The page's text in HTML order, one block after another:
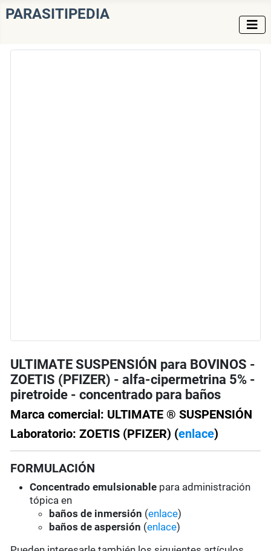
PARASITIPEDIA
ULTIMATE SUSPENSIÓN para BOVINOS -
ZOETIS (PFIZER) - alfa-cipermetrina 5% -
piretroide - concentrado para baños
Marca comercial: ULTIMATE ® SUSPENSIÓN
Laboratorio: ZOETIS (PFIZER) (enlace)
FORMULACIÓN
Concentrado emulsionable para administración
tópica en
baños de inmersión (enlace)
baños de aspersión (enlace)